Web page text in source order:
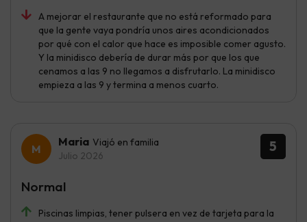
A mejorar el restaurante que no está reformado para
que la gente vaya pondría unos aires acondicionados
por qué con el calor que hace es imposible comer agusto.
Y la minidisco debería de durar más por que los que
cenamos a las 9 no llegamos a disfrutarlo. La minidisco
empieza a las 9 y termina a menos cuarto.
5
Maria Viajó en familia
Julio 2026
Piscinas limpias, tener pulsera en vez de tarjeta para la
Normal